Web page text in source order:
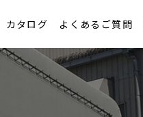
カタログ よくあるご質問